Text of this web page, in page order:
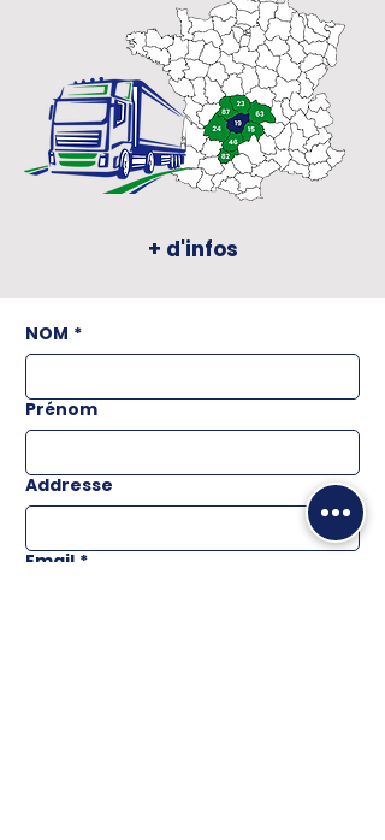
+ d'infos
NOM *
Prénom
Addresse
Email *